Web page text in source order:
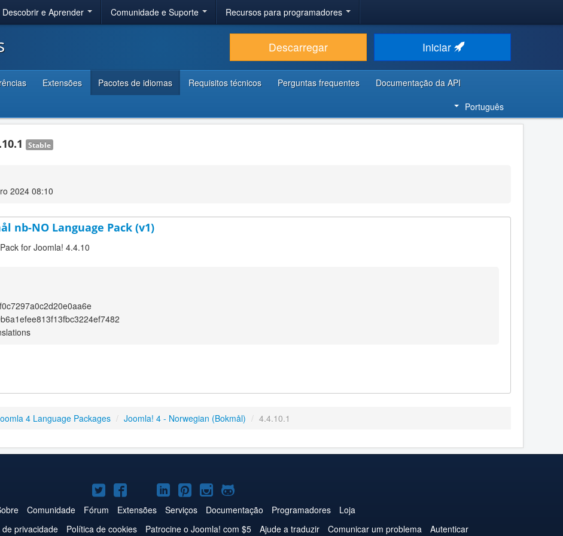
Descobrir e Aprender Comunidade e Suporte Recursos para programadores
Descarregar Iniciar
Extensões Pacotes de idiomas Requisitos técnicos Perguntas frequentes
Documentação da API
Português
Stable
2024 08:10
nb-NO Language Pack (v1)
for Joomla! 4.4.10
4 Language Packages / Joomla! 4 - Norwegian (Bokmål) / 4.4.10.1
Joomla!
no
Twitter
Joomla!
no
Facebook
Joomla!
no
YouTube
Joomla!
no
LinkedIn
Joomla!
no
Pinterest
Joomla!
no
Instagram
Joomla!
no
GitHub
Comunidade Fórum Extensões Serviços Documentação Programadores
Loja
de privacidade Política de cookies Patrocine o Joomla! com $5 Ajude a traduzir Comunicar um problema Autenticar